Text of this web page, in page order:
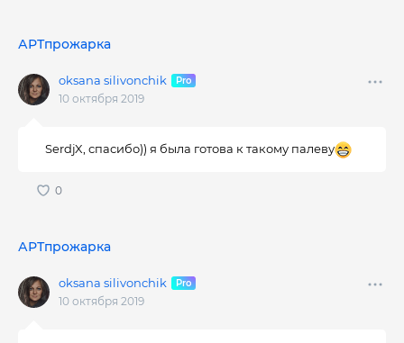
АРТпрожарка
oksana silivonchik
10 октября 2019
SerdjX, спасибо)) я была готова к такому палеву
АРТпрожарка
oksana silivonchik
10 октября 2019